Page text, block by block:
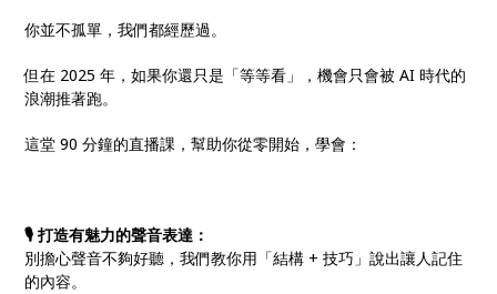
你並不孤單，我們都經歷過。
但在 2025 年，如果你還只是「等等看」，機會只會被 AI 時代的
浪潮推著跑。
這堂 90 分鐘的直播課，幫助你從零開始，學會：
🎙 打造有魅力的聲音表達：
別擔心聲音不夠好聽，我們教你用「結構 + 技巧」說出讓人記住
的內容。